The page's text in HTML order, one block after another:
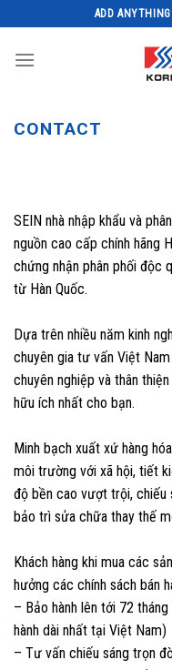
to
content
ADD
CONTACT
SEIN nhà nhập khẩu và
nguồn cao cấp chính hãng
chứng nhận phân phối độc
từ Hàn Quốc.
Dựa trên nhiều năm kinh
chuyên gia tư vấn Việt
chuyên nghiệp và thân
hữu ích nhất cho bạn.
Minh bạch xuất xứ hàng
môi trường với xã hội, tiết
độ bền cao vượt trội, chiếu
bảo trì sửa chữa thay thế
Khách hàng khi mua các
hưởng các chính sách bán
– Bảo hành lên tới 72
hành dài nhất tại Việt Nam)
– Tư vấn chiếu sáng trọn